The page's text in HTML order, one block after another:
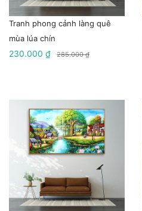
Tranh phong cảnh làng quê
mùa lúa chín
230.000 ₫ 285.000 ₫